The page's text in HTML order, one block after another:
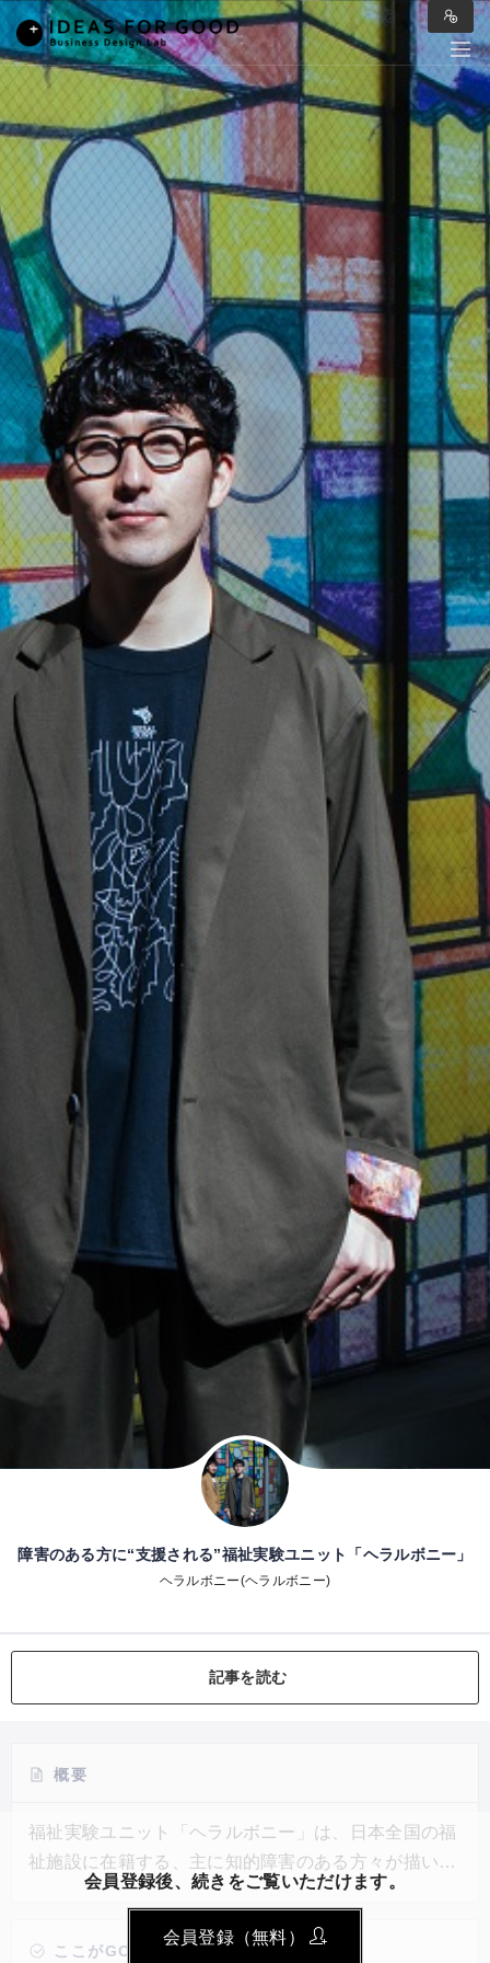
障害のある方に“支援される”福祉実験ユニット「ヘラルボニー」
ヘラルボニー(ヘラルボニー)
記事を読む
概要
福祉実験ユニット「ヘラルボニー」は、日本全国の福
祉施設に在籍する、主に知的障害のある方々が描いた
アート作品を「商品」として変身させ、世に伝えるブ
チ、シャツなどのファッションアイテム、壁に飾るア
ここがGOOD!
会員登録後、続きをご覧いただけます。
会員登録（無料）